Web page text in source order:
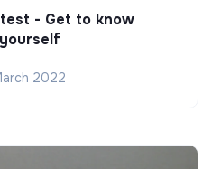
- Get to know
2022